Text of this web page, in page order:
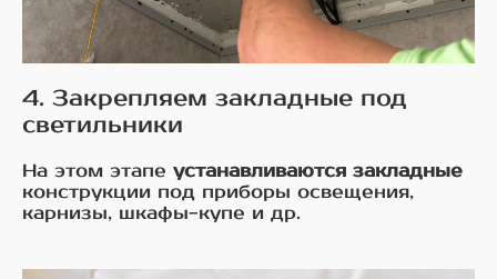
4. Закрепляем закладные под
светильники
На этом этапе устанавливаются закладные
конструкции под приборы освещения,
карнизы, шкафы-купе и др.